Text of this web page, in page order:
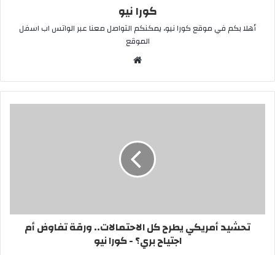
كورا نيو
أهلا بكم في موقع كورا نيو، يمكنكم التواصل معنا عبر الواتس اب اسفل
الموقع
تحشيد أمريكي يطرح كل الاحتمالات.. ورقة تفاوض أم
اجتياح بري؟ - كورا نيو